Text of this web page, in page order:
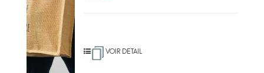
VOIR DETAIL